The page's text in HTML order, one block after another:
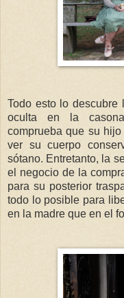
Todo esto lo descubre
oculta en la
comprueba que su
ver su cuerpo
sótano. Entretanto, la
el negocio de la
para su posterior
todo lo posible para
en la madre que en el